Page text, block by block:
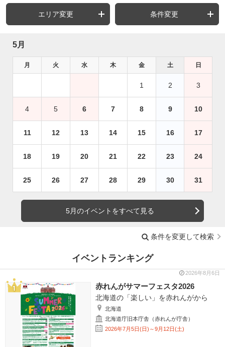
エリア変更 条件変更
5月
月 火 水 木 金 土 日
1 2 3
4 5 6 7 8 9 10
11 12 13 14 15 16 17
18 19 20 21 22 23 24
25 26 27 28 29 30 31
5月のイベントをすべて見る
条件を変更して検索
イベントランキング
2026年8月6日
赤れんがサマーフェスタ2026
北海道の「楽しい」を赤れんがから
北海道
北海道庁旧本庁舎（赤れんが庁舎）
2026年7月5日(日)～9月12日(土)